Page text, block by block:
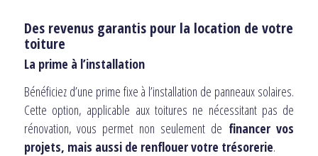
Des revenus garantis pour la location de votre
toiture
La prime à l’installation
Bénéficiez d’une prime fixe à l’installation de panneaux solaires.
Cette option, applicable aux toitures ne nécessitant pas de
rénovation, vous permet non seulement de financer vos
projets, mais aussi de renflouer votre trésorerie.